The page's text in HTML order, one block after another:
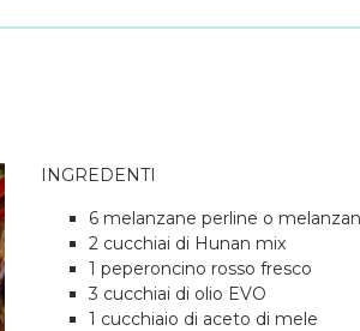
INGREDENTI
6 melanzane perline o
2 cucchiai di Hunan mix
1 peperoncino rosso fresco
3 cucchiai di olio EVO
1 cucchiaio di aceto di mele